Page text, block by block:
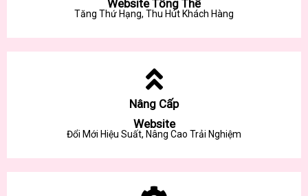
Website Tổng Thể
Tăng Thứ Hạng, Thu Hút Khách Hàng
Nâng Cấp
Website
Đổi Mới Hiệu Suất, Nâng Cao Trải Nghiệm